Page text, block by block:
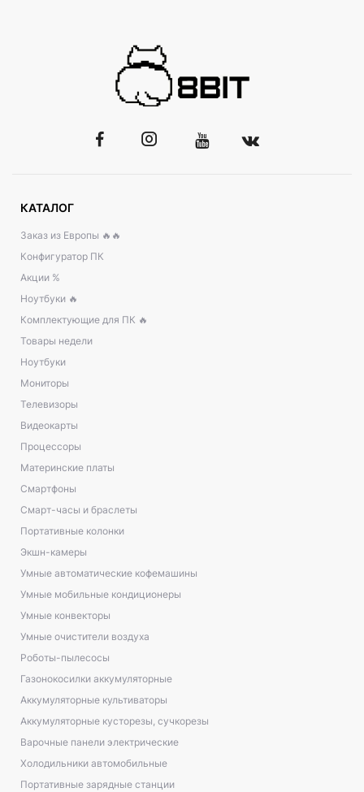
КАТАЛОГ
Заказ из Европы 🔥🔥
Конфигуратор ПК
Акции %
Ноутбуки 🔥
Комплектующие для ПК 🔥
Товары недели
Ноутбуки
Мониторы
Телевизоры
Видеокарты
Процессоры
Материнские платы
Смартфоны
Смарт-часы и браслеты
Портативные колонки
Экшн-камеры
Умные автоматические кофемашины
Умные мобильные кондиционеры
Умные конвекторы
Умные очистители воздуха
Роботы-пылесосы
Газонокосилки аккумуляторные
Аккумуляторные культиваторы
Аккумуляторные кусторезы, сучкорезы
Варочные панели электрические
Холодильники автомобильные
Портативные зарядные станции